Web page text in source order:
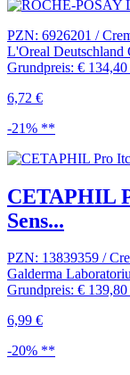
PZN: 6926201 /
L'Oreal Deutschland
Grundpreis: € 134,40
6,72 €
-21% **
CETAPHIL
Sens...
PZN: 13839359 /
Galderma
Grundpreis: €
6,99 €
-20% **